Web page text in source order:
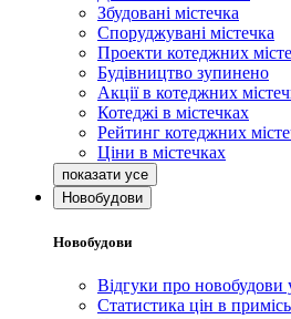
Збудовані містечка
Споруджувані містечка
Проекти котеджних
Будівництво зупинено
Акції в котеджних
Котеджі в містечках
Рейтинг котеджних
Ціни в містечках
Новобудови
Новобудови
Відгуки про новобудови
Статистика цін в